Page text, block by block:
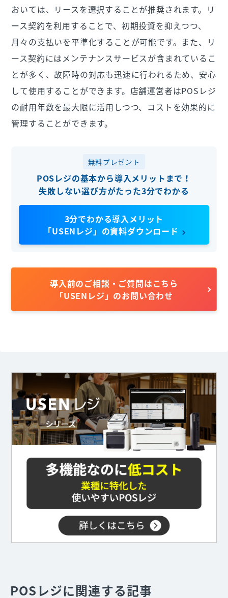
おいては、リースを選択することが推奨されます。リ
ース契約を利用することで、初期投資を抑えつつ、
月々の支払いを平準化することが可能です。また、リ
ース契約にはメンテナンスサービスが含まれているこ
とが多く、故障時の対応も迅速に行われるため、安心
して使用することができます。店舗運営者はPOSレジ
の耐用年数を最大限に活用しつつ、コストを効果的に
管理することができます。
無料プレゼント
POSレジの基本から導入メリットまで！
失敗しない選び方がたった3分でわかる
3分でわかる導入メリット
「USENレジ」の資料ダウンロード
導入前のご相談・ご質問はこちら
「USENレジ」のお問い合わせ
POSレジに関連する記事